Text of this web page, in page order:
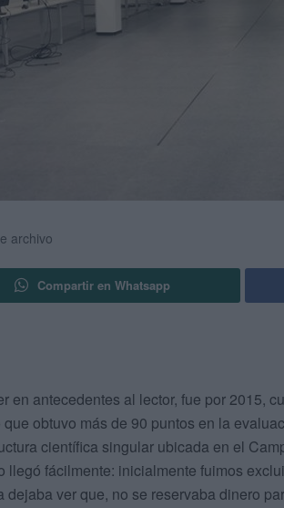
archivo
Compartir en Whatsapp
en antecedentes al lector, fue por 2015,
que obtuvo más de 90 puntos en la
científica singular ubicada en el
llegó fácilmente: inicialmente fuimos
dejaba ver que, no se reservaba dinero